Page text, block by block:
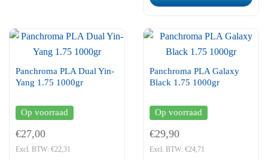
Panchroma PLA Dual Yin-
Yang 1.75 1000gr
Op voorraad
€27,00
Excl. BTW: €22,31
Panchroma PLA Galaxy
Black 1.75 1000gr
Op voorraad
€29,90
Excl. BTW: €24,71